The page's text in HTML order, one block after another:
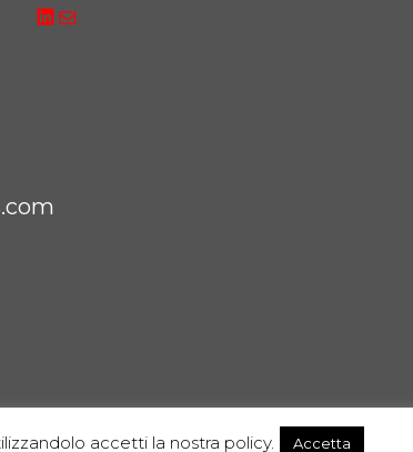
accetti la nostra policy. Accetta